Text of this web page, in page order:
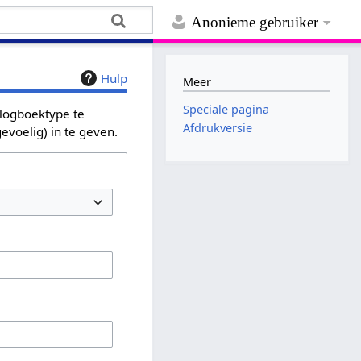
Anonieme gebruiker
Hulp
te
in te geven.
Meer
Speciale pagina
Afdrukversie